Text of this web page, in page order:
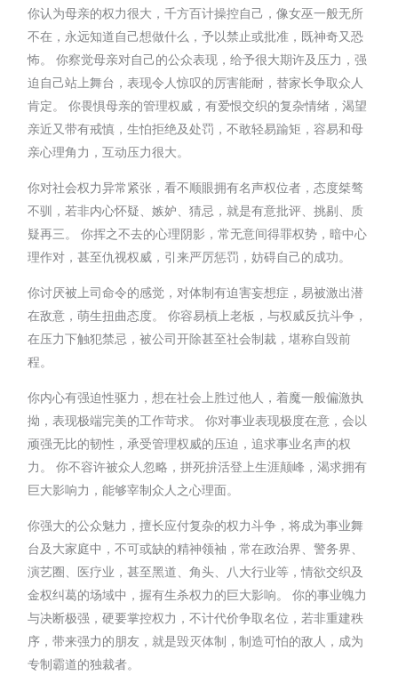
你认为母亲的权力很大，千方百计操控自己，像女巫一般无所
不在，永远知道自己想做什么，予以禁止或批准，既神奇又恐
怖。 你察觉母亲对自己的公众表现，给予很大期许及压力，强
迫自己站上舞台，表现令人惊叹的厉害能耐，替家长争取众人
肯定。 你畏惧母亲的管理权威，有爱恨交织的复杂情绪，渴望
亲近又带有戒慎，生怕拒绝及处罚，不敢轻易踰矩，容易和母
亲心理角力，互动压力很大。
你对社会权力异常紧张，看不顺眼拥有名声权位者，态度桀骜
不驯，若非内心怀疑、嫉妒、猜忌，就是有意批评、挑剔、质
疑再三。 你挥之不去的心理阴影，常无意间得罪权势，暗中心
理作对，甚至仇视权威，引来严厉惩罚，妨碍自己的成功。
你讨厌被上司命令的感觉，对体制有迫害妄想症，易被激出潜
在敌意，萌生扭曲态度。 你容易槓上老板，与权威反抗斗争，
在压力下触犯禁忌，被公司开除甚至社会制裁，堪称自毁前
程。
你内心有强迫性驱力，想在社会上胜过他人，着魔一般偏激执
拗，表现极端完美的工作苛求。 你对事业表现极度在意，会以
顽强无比的韧性，承受管理权威的压迫，追求事业名声的权
力。 你不容许被众人忽略，拼死拚活登上生涯颠峰，渴求拥有
巨大影响力，能够宰制众人之心理面。
你强大的公众魅力，擅长应付复杂的权力斗争，将成为事业舞
台及大家庭中，不可或缺的精神领袖，常在政治界、警务界、
演艺圈、医疗业，甚至黑道、角头、八大行业等，情欲交织及
金权纠葛的场域中，握有生杀权力的巨大影响。 你的事业魄力
与决断极强，硬要掌控权力，不计代价争取名位，若非重建秩
序，带来强力的朋友，就是毁灭体制，制造可怕的敌人，成为
专制霸道的独裁者。